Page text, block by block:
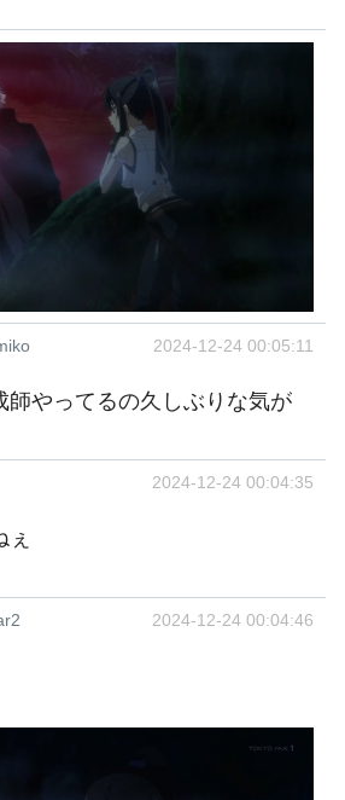
2024-12-24 00:05:11
師やってるの久しぶりな気が
2024-12-24 00:04:35
2024-12-24 00:04:46